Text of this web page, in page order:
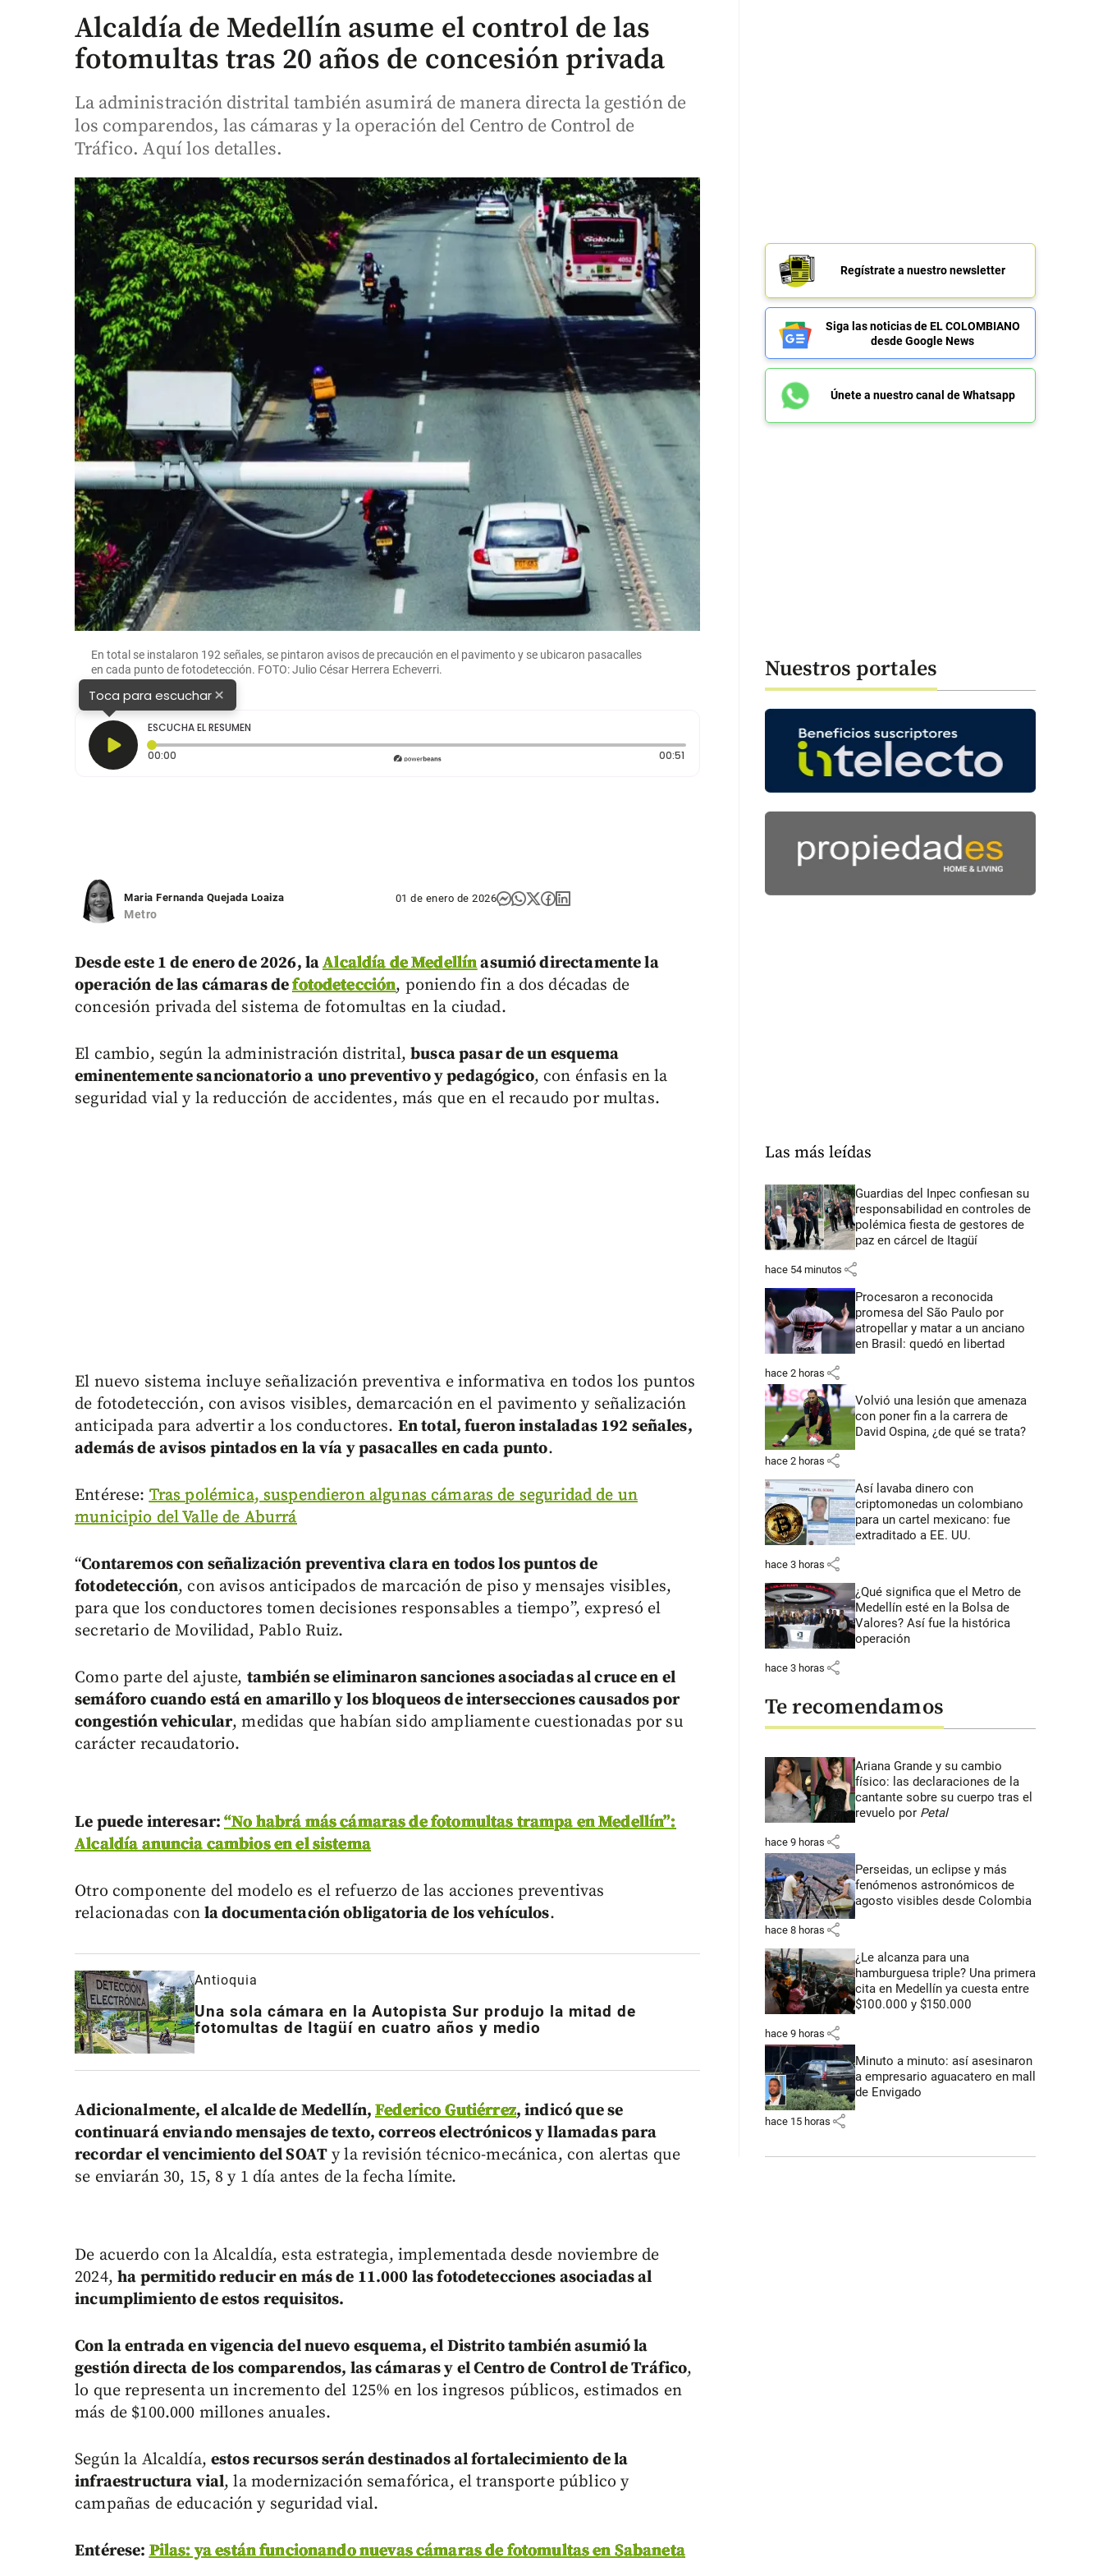
Alcaldía de Medellín asume el control de las
fotomultas tras 20 años de concesión privada
La administración distrital también asumirá de manera directa la gestión de
los comparendos, las cámaras y la operación del Centro de Control de
Tráfico. Aquí los detalles.
En total se instalaron 192 señales, se pintaron avisos de precaución en el pavimento y se ubicaron pasacalles
en cada punto de fotodetección. FOTO: Julio César Herrera Echeverri.
Toca para escuchar×
ESCUCHA EL RESUMEN
00:00
00:51
Maria Fernanda Quejada Loaiza
Metro
01 de enero de 2026
Desde este 1 de enero de 2026, laAlcaldía de Medellínasumió directamente la
operación de las cámaras defotodetección, poniendo fin a dos décadas de
concesión privada del sistema de fotomultas en la ciudad.
El cambio, según la administración distrital,busca pasar de un esquema
eminentemente sancionatorio a uno preventivo y pedagógico, con énfasis en la
seguridad vial y la reducción de accidentes, más que en el recaudo por multas.
El nuevo sistema incluye señalización preventiva e informativa en todos los puntos
de fotodetección, con avisos visibles, demarcación en el pavimento y señalización
anticipada para advertir a los conductores. En total, fueron instaladas 192 señales,
además de avisos pintados en la vía y pasacalles en cada punto.
Entérese:Tras polémica, suspendieron algunas cámaras de seguridad de un
municipio del Valle de Aburrá
“Contaremos con señalización preventiva clara en todos los puntos de
fotodetección, con avisos anticipados de marcación de piso y mensajes visibles,
para que los conductores tomen decisiones responsables a tiempo”, expresó el
secretario de Movilidad, Pablo Ruiz.
Como parte del ajuste, también se eliminaron sanciones asociadas al cruce en el
semáforo cuando está en amarillo y los bloqueos de intersecciones causados por
congestión vehicular, medidas que habían sido ampliamente cuestionadas por su
carácter recaudatorio.
Le puede interesar:“No habrá más cámaras de fotomultas trampa en Medellín”:
Alcaldía anuncia cambios en el sistema
Otro componente del modelo es el refuerzo de las acciones preventivas
relacionadas con la documentación obligatoria de los vehículos.
Antioquia
Una sola cámara en la Autopista Sur produjo la mitad de
fotomultas de Itagüí en cuatro años y medio
Adicionalmente, el alcalde de Medellín,Federico Gutiérrez, indicó que se
continuará enviando mensajes de texto, correos electrónicos y llamadas para
recordar el vencimiento del SOAT y la revisión técnico-mecánica, con alertas que
se enviarán 30, 15, 8 y 1 día antes de la fecha límite.
De acuerdo con la Alcaldía, esta estrategia, implementada desde noviembre de
2024,ha permitido reducir en más de 11.000 las fotodetecciones asociadas al
incumplimiento de estos requisitos.
Con la entrada en vigencia del nuevo esquema, el Distrito también asumió la
gestión directa de los comparendos, las cámaras y el Centro de Control de Tráfico,
lo que representa un incremento del 125% en los ingresos públicos, estimados en
más de $100.000 millones anuales.
Según la Alcaldía,estos recursos serán destinados al fortalecimiento de la
infraestructura vial, la modernización semafórica, el transporte público y
campañas de educación y seguridad vial.
Entérese: Pilas: ya están funcionando nuevas cámaras de fotomultas en Sabaneta
Regístrate a nuestro newsletter
Siga las noticias de EL COLOMBIANO
desde Google News
Únete a nuestro canal de Whatsapp
Nuestros portales
Las más leídas
Guardias del Inpec confiesan su
responsabilidad en controles de
polémica fiesta de gestores de
paz en cárcel de Itagüí
hace 54 minutos share
Procesaron a reconocida
promesa del São Paulo por
atropellar y matar a un anciano
en Brasil: quedó en libertad
hace 2 horas share
Volvió una lesión que amenaza
con poner fin a la carrera de
David Ospina, ¿de qué se trata?
hace 2 horas share
Así lavaba dinero con
criptomonedas un colombiano
para un cartel mexicano: fue
extraditado a EE. UU.
hace 3 horas share
¿Qué significa que el Metro de
Medellín esté en la Bolsa de
Valores? Así fue la histórica
operación
hace 3 horas share
Te recomendamos
Ariana Grande y su cambio
físico: las declaraciones de la
cantante sobre su cuerpo tras el
revuelo por Petal
hace 9 horas share
Perseidas, un eclipse y más
fenómenos astronómicos de
agosto visibles desde Colombia
hace 8 horas share
¿Le alcanza para una
hamburguesa triple? Una primera
cita en Medellín ya cuesta entre
$100.000 y $150.000
hace 9 horas share
Minuto a minuto: así asesinaron
a empresario aguacatero en mall
de Envigado
hace 15 horas share